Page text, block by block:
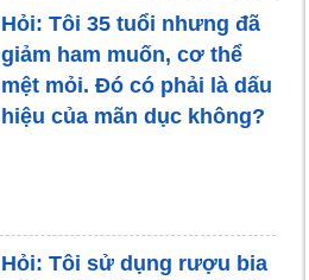
Hỏi: Tôi 35 tuổi nhưng đã
giảm ham muốn, cơ thể
mệt mỏi. Đó có phải là dấu
hiệu của mãn dục không?
Hỏi: Tôi sử dụng rượu bia